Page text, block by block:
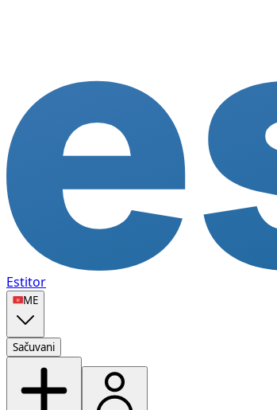
Estitor
🇲🇪ME
Sačuvani